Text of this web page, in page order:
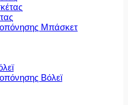
Μπάσκετ
Βόλεϊ